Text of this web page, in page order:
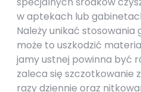
w aptekach lub
Należy unikać
może to uszkodzić
jamy ustnej powinna być
zaleca się szczotkowanie
razy dziennie oraz